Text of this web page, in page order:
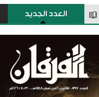
العدد الجديد